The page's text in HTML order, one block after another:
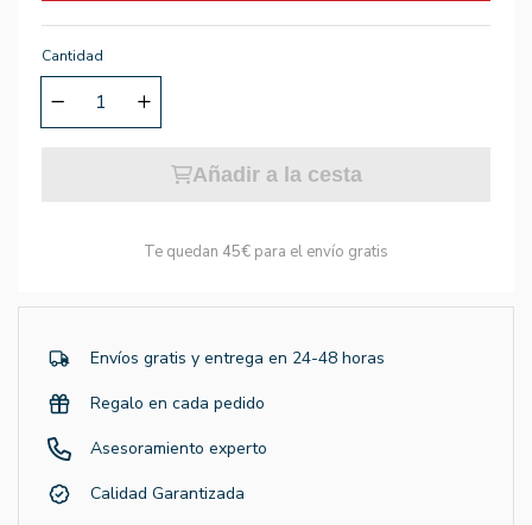
Cantidad
Añadir a la cesta
Te quedan 45€ para el envío gratis
Envíos gratis y entrega en 24-48 horas
Regalo en cada pedido
Asesoramiento experto
Calidad Garantizada